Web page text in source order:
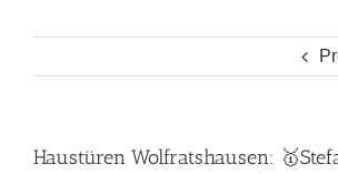
Haustüren Wolfratshausen: